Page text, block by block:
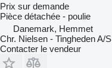
Prix sur demande
Pièce détachée - poulie
Danemark, Hemmet
Chr. Nielsen - Tingheden A/S
Contacter le vendeur